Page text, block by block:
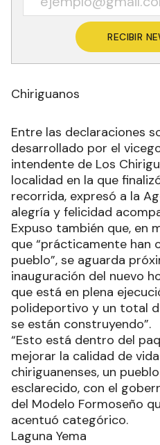
RECIBIR
Chiriguanos
Entre las declaraciones
desarrollado por el
intendente de Los
localidad en la que
recorrida, expresó a la
alegría y felicidad
Expuso también que, en
que “prácticamente han
pueblo”, se aguarda
inauguración del nuevo
que está en plena
polideportivo y un total
se están construyendo”.
“Esto está dentro del
mejorar la calidad de
chiriguanenses, un
esclarecido, con el
del Modelo Formoseño
acentuó categórico.
Laguna Yema